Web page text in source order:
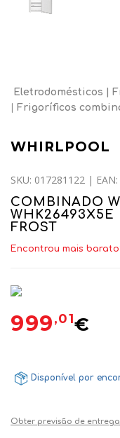
Eletrodomésticos
Frigoríficos
WHIRLPOOL
SKU: 017281122 |
COMBINADO
WHK26493X5E
FROST
Encontrou mais
999,01€
Disponível por
Obter previsão de entrega